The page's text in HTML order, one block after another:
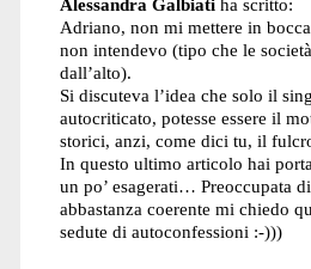
Alessandra Galbiati ha scritto:
Adriano, non mi mettere in
non intendevo (tipo che le
dall’alto).
Si discuteva l’idea che solo il
autocriticato, potesse essere il
storici, anzi, come dici tu, il
In questo ultimo articolo hai
un po’ esagerati… Preoccupata
abbastanza coerente mi chiedo
sedute di autoconfessioni :-)))